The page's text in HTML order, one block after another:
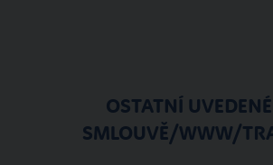
OSTATNÍ
SMLOUVĚ/WWW/